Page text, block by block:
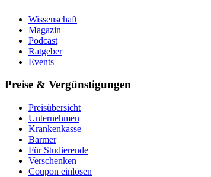
Wissenschaft
Magazin
Podcast
Ratgeber
Events
Preise & Vergünstigungen
Preisübersicht
Unternehmen
Krankenkasse
Barmer
Für Studierende
Ver­schen­ken
Coupon einlösen